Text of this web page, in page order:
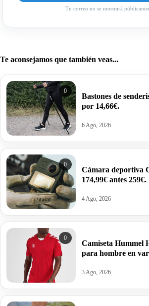
Tu correo no se mostrará
Te aconsejamos que también veas...
0
Bastones de
por 14,66€.
6 Ago, 2026
0
Cámara deportiva
174,99€ antes 259€.
4 Ago, 2026
0
Camiseta Hummel
para hombre en
3 Ago, 2026